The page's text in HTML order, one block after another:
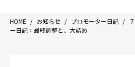
入会案内
見学・1日体験
HOME / お知らせ / プロモーター日記 /
ー日記：最終調整と、大詰め